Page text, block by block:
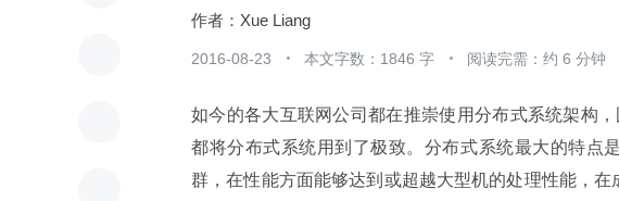
Xue Liang
2016-08-23 本文字数：1846 字 阅读完需：约 6 分钟
如今的各大互联网公司都在推崇使用分布式系统架构
都将分布式系统用到了极致。分布式系统最大的特点
群，在性能方面能够达到或超越大型机的处理性能，